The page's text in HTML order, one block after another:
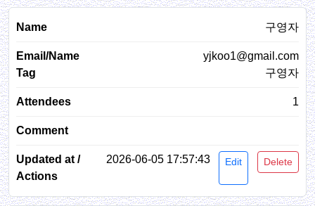
구영자
yjkoo1@gmail.com
구영자
1
2026-06-05 17:57:43 Edit Delete